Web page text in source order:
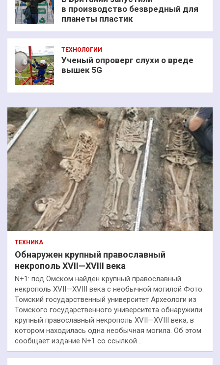
в производство безвредный для
планеты пластик
ТЕХНОЛОГИИ
Ученый опроверг слухи о вреде
вышек 5G
ТЕХНИКА
Обнаружен крупный православный
некрополь XVII—XVIII века
N+1: под Омском найден крупный православный
некрополь XVII—XVIII века с необычной могилой Фото:
Томский государственный университет Археологи из
Томского государственного университета обнаружили
крупный православный некрополь XVII—XVIII века, в
котором находилась одна необычная могила. Об этом
сообщает издание N+1 со ссылкой…